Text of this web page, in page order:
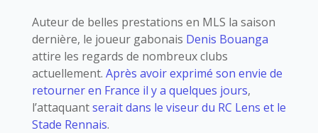
Auteur de belles prestations en MLS la saison
dernière, le joueur gabonais Denis Bouanga
attire les regards de nombreux clubs
actuellement. Après avoir exprimé son envie de
retourner en France il y a quelques jours,
l’attaquantserait dans le viseur du RC Lens et le
Stade Rennais.